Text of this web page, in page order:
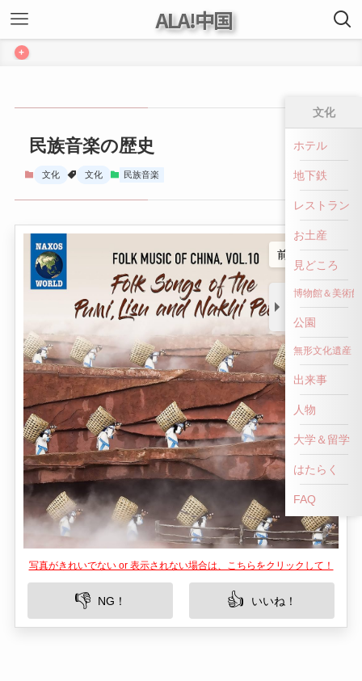
ALA!中国
+
民族音楽の歴史
文化 文化 民族音楽
前へ戻る
写真がきれいでない or 表示されない場合は、こちらをクリックして！
👎 NG！ 👍 いいね！
文化
ホテル
地下鉄
レストラン
お土産
見どころ
博物館＆美術館
公園
無形文化遺産
出来事
人物
大学＆留学
はたらく
FAQ